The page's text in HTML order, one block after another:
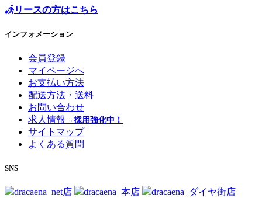
リースの方はこちら
インフォメーション
会員登録
マイページへ
お支払い方法
配送方法・送料
お問い合わせ
求人情報 →採用強化中！
サイトマップ
よくある質問
SNS
dracaena_net店 dracaena_本店 dracaena_ダイヤ街店